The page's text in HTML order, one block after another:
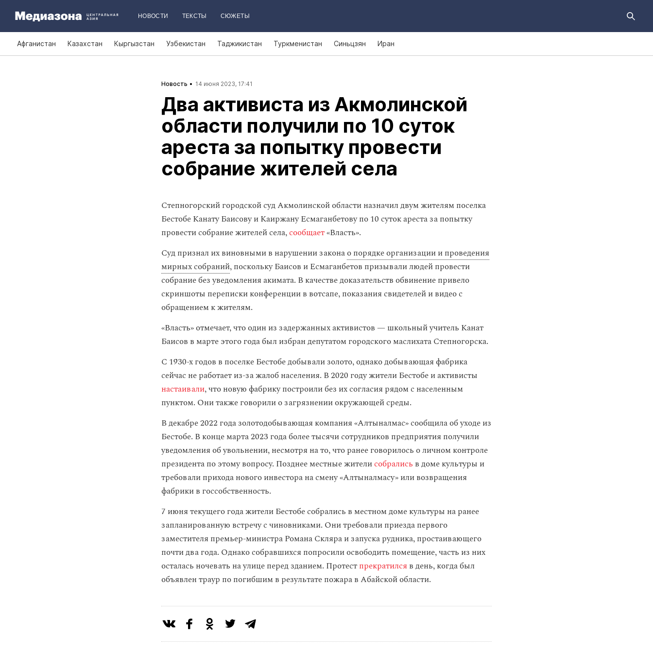
НОВОСТИ ТЕКСТЫ СЮЖЕТЫ
Афганистан Казахстан Кыргызстан Узбекистан Таджикистан Туркменистан Синьцзян Иран
Новость 14 июня 2023, 17:41
Два активиста из Акмолинской
области получили по 10 суток
ареста за попытку провести
собрание жителей села
Степногорский городской суд Акмолинской области назначил двум жителям поселка
Бестобе Канату Баисову и Каиржану Есмаганбетову по 10 суток ареста за попытку
провести собрание жителей села,сообщает«Власть».
Суд признал их виновными в нарушении законао порядке организации и проведения
мирных собраний, поскольку Баисов и Есмаганбетов призывали людей провести
собрание без уведомления акимата. В качестве доказательств обвинение привело
скриншоты переписки конференции в вотсапе, показания свидетелей и видео с
обращением к жителям.
«Власть» отмечает, что один из задержанных активистов — школьный учитель Канат
Баисов в марте этого года был избран депутатом городского маслихата Степногорска.
С 1930-х годов в поселке Бестобе добывали золото, однако добывающая фабрика
сейчас не работает из-за жалоб населения. В 2020 году жители Бестобе и активисты
настаивали, что новую фабрику построили без их согласия рядом с населенным
пунктом. Они также говорили о загрязнении окружающей среды.
В декабре 2022 года золотодобывающая компания «Алтыналмас» сообщила об уходе из
Бестобе. В конце марта 2023 года более тысячи сотрудников предприятия получили
уведомления об увольнении, несмотря на то, что ранее говорилось о личном контроле
президента по этому вопросу. Позднее местные жителисобрались в доме культуры и
требовали прихода нового инвестора на смену «Алтыналмасу» или возвращения
фабрики в госсобственность.
7 июня текущего года жители Бестобе собрались в местном доме культуры на ранее
запланированную встречу с чиновниками. Они требовали приезда первого
заместителя премьер-министра Романа Скляра и запуска рудника, простаивающего
почти два года. Однако собравшихся попросили освободить помещение, часть из них
осталась ночевать на улице перед зданием. Протестпрекратился в день, когда был
объявлен траур по погибшим в результате пожара в Абайской области.